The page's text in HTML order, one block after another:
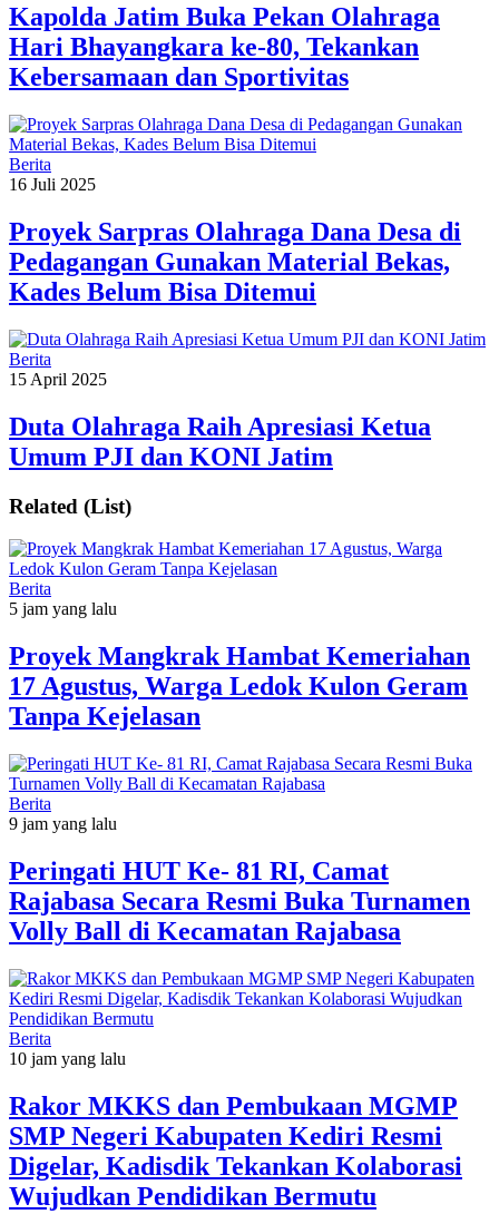
Kapolda Jatim Buka Pekan Olahraga
Hari Bhayangkara ke-80, Tekankan
Kebersamaan dan Sportivitas
Berita
16 Juli 2025
Proyek Sarpras Olahraga Dana Desa di
Pedagangan Gunakan Material Bekas,
Kades Belum Bisa Ditemui
Berita
15 April 2025
Duta Olahraga Raih Apresiasi Ketua
Umum PJI dan KONI Jatim
Related (List)
Berita
5 jam yang lalu
‎Proyek Mangkrak Hambat Kemeriahan
17 Agustus, Warga Ledok Kulon Geram
Tanpa Kejelasan
Berita
9 jam yang lalu
Peringati HUT Ke- 81 RI, Camat
Rajabasa Secara Resmi Buka Turnamen
Volly Ball di Kecamatan Rajabasa
Berita
10 jam yang lalu
Rakor MKKS dan Pembukaan MGMP
SMP Negeri Kabupaten Kediri Resmi
Digelar, Kadisdik Tekankan Kolaborasi
Wujudkan Pendidikan Bermutu